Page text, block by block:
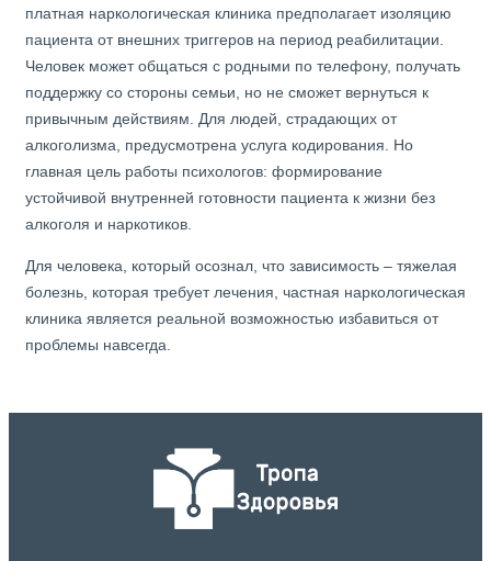
платная наркологическая клиника предполагает изоляцию
пациента от внешних триггеров на период реабилитации.
Человек может общаться с родными по телефону, получать
поддержку со стороны семьи, но не сможет вернуться к
привычным действиям. Для людей, страдающих от
алкоголизма, предусмотрена услуга кодирования. Но
главная цель работы психологов: формирование
устойчивой внутренней готовности пациента к жизни без
алкоголя и наркотиков.
Для человека, который осознал, что зависимость – тяжелая
болезнь, которая требует лечения, частная наркологическая
клиника является реальной возможностью избавиться от
проблемы навсегда.